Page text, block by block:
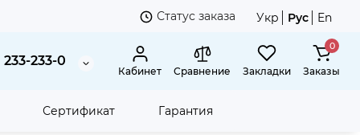
Статус заказа Укр Рус En
233-0
Кабинет Сравнение Закладки
0
Заказы
Сертификат Гарантия
наушники Panasonic RZ-B120WDG-K